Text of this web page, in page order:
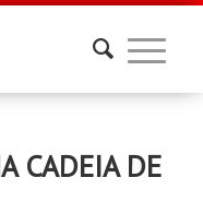
CADEIA DE